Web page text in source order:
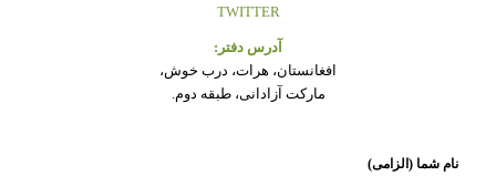
TWITTER
آدرس دفتر:
افغانستان، هرات، درب خوش،
مارکت آزادانی، طبقه دوم.
نام شما (الزامی)